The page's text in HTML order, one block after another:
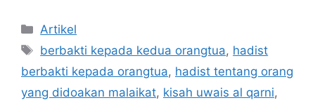
Kategori
Artikel
Tag
berbakti kepada kedua orangtua, hadist
berbakti kepada orangtua, hadist tentang orang
yang didoakan malaikat, kisah uwais al qarni,